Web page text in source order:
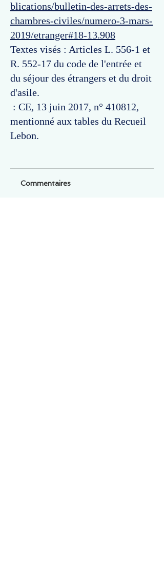
blications/bulletin-des-arrets-des-
chambres-civiles/numero-3-mars-
2019/etranger#18-13.908
Textes visés : Articles L. 556-1 et
R. 552-17 du code de l'entrée et
du séjour des étrangers et du droit
d'asile.
: CE, 13 juin 2017, n° 410812,
mentionné aux tables du Recueil
Lebon.
Commentaires